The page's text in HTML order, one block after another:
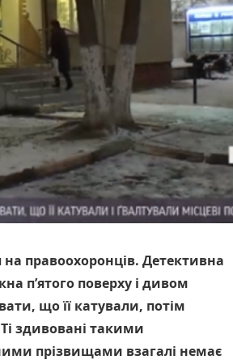
правоохоронців. Детективна
п’ятого поверху і дивом
що її катували, потім
здивовані такими
прізвищами взагалі немає